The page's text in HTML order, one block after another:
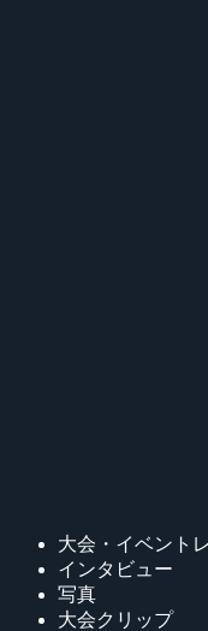
大会・イベント
インタビュー
写真
大会クリップ